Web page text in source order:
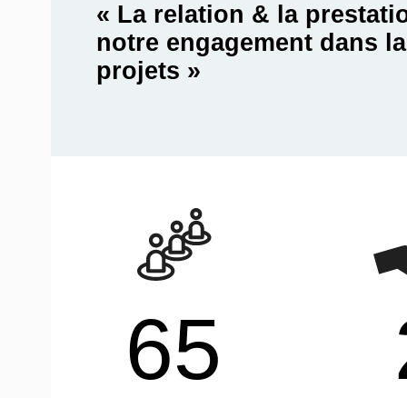
« La relation & la
notre engagement dans
projets »
65